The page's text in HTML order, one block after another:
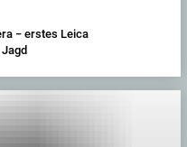
− erstes Leica